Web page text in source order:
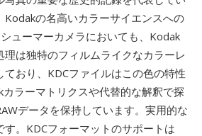
Kodakの名高いカラーサイエンスへの
ューマーカメラにおいても、Kodak
は独特のフィルムライクなカラーレ
ており、KDCファイルはこの色の特性
ラーマトリクスや代替的な解釈で探
データを保持しています。実用的な
。KDCフォーマットのサポートは